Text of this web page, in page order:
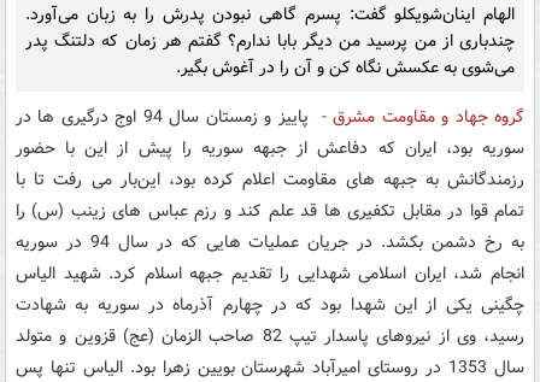
الهام اینان‌شویکلو گفت: پسرم گاهی نبودن پدرش را به زبان می‌آورد.
چندباری از من پرسید من دیگر بابا ندارم؟ گفتم هر زمان که دلتنگ پدر
می‌شوی به عکسش نگاه کن و آن را در آغوش بگیر.
گروه جهاد و مقاومت مشرق -
پاییز و زمستان سال 94 اوج درگیری ها در
سوریه بود، ایران که دفاعش از جبهه سوریه را پیش از این با حضور
رزمندگانش به جبهه های مقاومت اعلام کرده بود، این‌بار می رفت تا با
تمام قوا در مقابل تکفیری ها قد علم کند و رزم عباس های زینب (س) را
به رخ دشمن بکشد. در جریان عملیات هایی که در سال 94 در سوریه
انجام شد، ایران اسلامی شهدایی را تقدیم جبهه اسلام کرد. شهید الیاس
چگینی یکی از این شهدا بود که در چهارم آذرماه در سوریه به شهادت
رسید، وی از نیروهای پاسدار تیپ 82 صاحب الزمان (عج) قزوین و متولد
سال 1353 در روستای امیرآباد شهرستان بویین زهرا بود. الیاس تنها پس